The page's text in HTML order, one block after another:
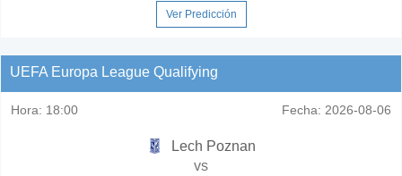
Ver Predicción
UEFA Europa League Qualifying
Hora: 18:00 Fecha: 2026-08-06
Lech Poznan
vs